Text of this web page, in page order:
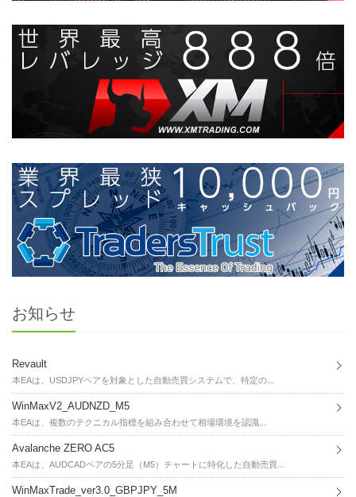
お知らせ
Revault
本EAは、USDJPYペアを対象とした自動売買システムで、特定の...
WinMaxV2_AUDNZD_M5
本EAは、複数のテクニカル指標を組み合わせて相場環境を認識...
Avalanche ZERO AC5
本EAは、AUDCADペアの5分足（M5）チャートに特化した自動売買...
WinMaxTrade_ver3.0_GBPJPY_5M